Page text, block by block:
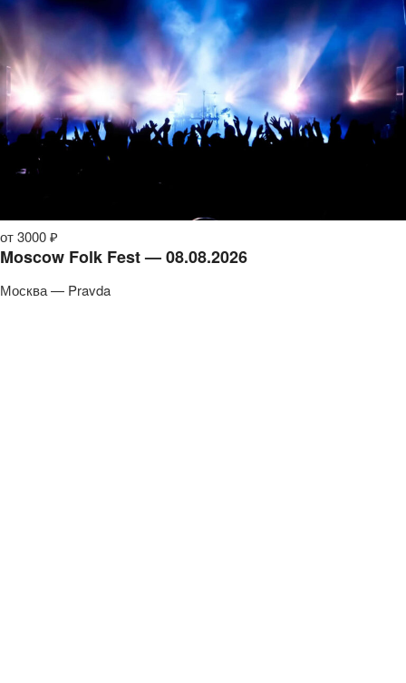
от 3000 ₽
Moscow Folk Fest — 08.08.2026
Москва — Pravda